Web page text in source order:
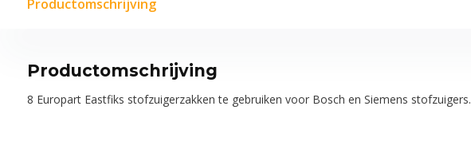
Productomschrijving
Productomschrijving
8 Europart Eastfiks stofzuigerzakken te gebruiken voor Bosch en Siemens stofzuigers.